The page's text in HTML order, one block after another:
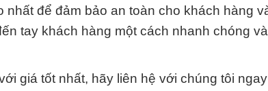
để đảm bảo an toàn cho khách hàng
tay khách hàng một cách nhanh chóng
giá tốt nhất, hãy liên hệ với chúng tôi